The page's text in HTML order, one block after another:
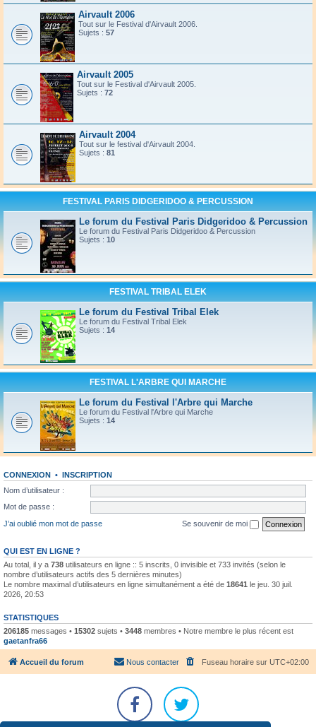
Airvault 2006
Tout sur le Festival d'Airvault 2006.
Sujets : 57
Airvault 2005
Tout sur le Festival d'Airvault 2005.
Sujets : 72
Airvault 2004
Tout sur le festival d'Airvault 2004.
Sujets : 81
FESTIVAL PARIS DIDGERIDOO & PERCUSSION
Le forum du Festival Paris Didgeridoo & Percussion
Le forum du Festival Paris Didgeridoo & Percussion
Sujets : 10
FESTIVAL TRIBAL ELEK
Le forum du Festival Tribal Elek
Le forum du Festival Tribal Elek
Sujets : 14
FESTIVAL L'ARBRE QUI MARCHE
Le forum du Festival l'Arbre qui Marche
Le forum du Festival l'Arbre qui Marche
Sujets : 14
CONNEXION • INSCRIPTION
Nom d’utilisateur :
Mot de passe :
J’ai oublié mon mot de passe
Se souvenir de moi
QUI EST EN LIGNE ?
Au total, il y a 738 utilisateurs en ligne :: 5 inscrits, 0 invisible et 733 invités (selon le
nombre d’utilisateurs actifs des 5 dernières minutes)
Le nombre maximal d’utilisateurs en ligne simultanément a été de 18641 le jeu. 30 juil.
2026, 20:53
STATISTIQUES
206185 messages • 15302 sujets • 3448 membres • Notre membre le plus récent est
gaetanfra66
Accueil du forum Fuseau horaire sur UTC+02:00
Nous contacter